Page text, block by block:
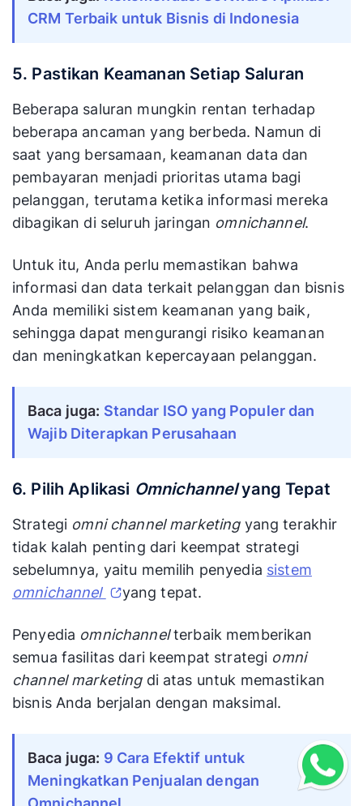
CRM Terbaik untuk Bisnis di Indonesia
5. Pastikan Keamanan Setiap Saluran
Beberapa saluran mungkin rentan terhadap
beberapa ancaman yang berbeda. Namun di
saat yang bersamaan, keamanan data dan
pembayaran menjadi prioritas utama bagi
pelanggan, terutama ketika informasi mereka
dibagikan di seluruh jaringan omnichannel.
Untuk itu, Anda perlu memastikan bahwa
informasi dan data terkait pelanggan dan bisnis
Anda memiliki sistem keamanan yang baik,
sehingga dapat mengurangi risiko keamanan
dan meningkatkan kepercayaan pelanggan.
Baca juga: Standar ISO yang Populer dan
Wajib Diterapkan Perusahaan
6. Pilih Aplikasi Omnichannelyang Tepat
Strategi omni channel marketing yang terakhir
tidak kalah penting dari keempat strategi
sebelumnya, yaitu memilih penyedia sistem
omnichannel
yang tepat.
Penyedia omnichannelterbaik memberikan
semua fasilitas dari keempat strategi omni
channel marketing di atas untuk memastikan
bisnis Anda berjalan dengan maksimal.
Baca juga: 9 Cara Efektif untuk
Meningkatkan Penjualan dengan